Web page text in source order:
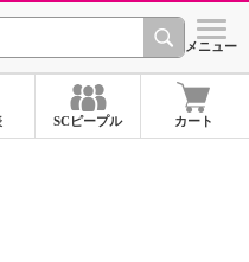
ショッ
メニュー
SCピープル カート